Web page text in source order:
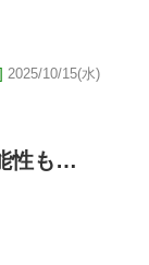
2025/10/15(水)
性も…